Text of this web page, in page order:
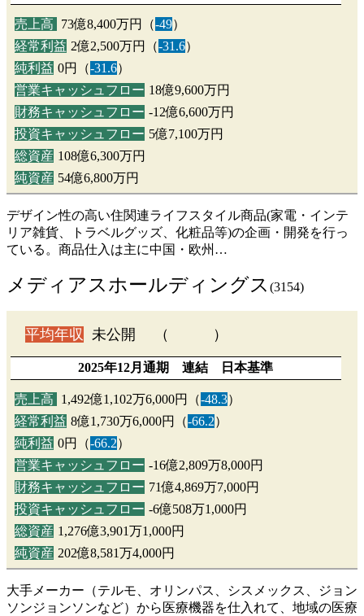
売上高 73億8,400万円（-49）
経常利益 2億2,500万円（-31.6）
純利益 0円（-31.6）
営業キャッシュフロー 18億9,600万円
財務キャッシュフロー -12億6,600万円
投資キャッシュフロー 5億7,100万円
総資産 108億6,300万円
純資産 54億6,800万円
デザイン性の高い住関連ライフスタイル商品(家電・インテ
リア雑貨、トラベルグッズ、化粧品等)の企画・開発を行っ
ている。商品仕入は主に中国・欧州…
メディアスホールディングス (3154)
平均年収 未公開 （ ）
2025年12月通期 連結 日本基準
売上高 1,492億1,102万6,000円（-48.3）
経常利益 8億1,730万6,000円（-66.2）
純利益 0円（-66.2）
営業キャッシュフロー -16億2,809万8,000円
財務キャッシュフロー 71億4,869万7,000円
投資キャッシュフロー -6億508万1,000円
総資産 1,276億3,901万1,000円
純資産 202億8,581万4,000円
大手メーカー（テルモ、オリンパス、シスメックス、ジョン
ソンジョンソンなど）から医療機器を仕入れて、地域の医療